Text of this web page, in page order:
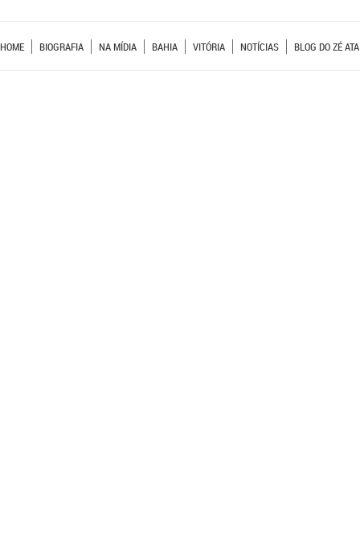
HOME BIOGRAFIA NA MÍDIA BAHIA VITÓRIA NOTÍCIAS BLOG DO ZÉ